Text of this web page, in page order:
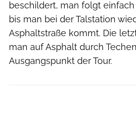
beschildert, man folgt
bis man bei der Talstation
Asphaltstraße kommt. Die
man auf Asphalt durch
Ausgangspunkt der Tour.